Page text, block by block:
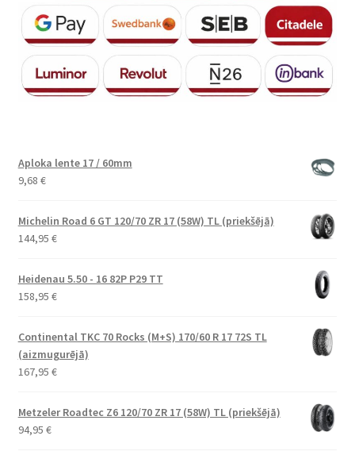
Aploka lente 17 / 60mm
9,68 €
Michelin Road 6 GT 120/70 ZR 17 (58W) TL (priekšējā)
144,95 €
Heidenau 5.50 - 16 82P P29 TT
158,95 €
Continental TKC 70 Rocks (M+S) 170/60 R 17 72S TL
(aizmugurējā)
167,95 €
Metzeler Roadtec Z6 120/70 ZR 17 (58W) TL (priekšējā)
94,95 €